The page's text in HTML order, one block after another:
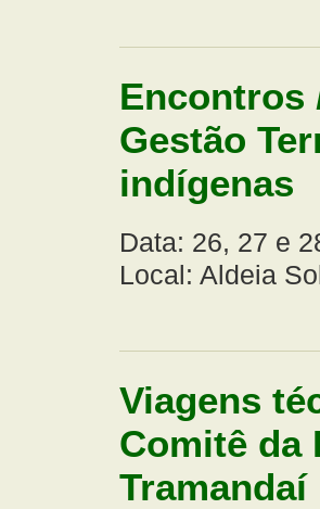
Encontros
Gestão
indígenas
Data: 26, 27 e
Local: Aldeia
Viagens
Comitê da
Tramandaí